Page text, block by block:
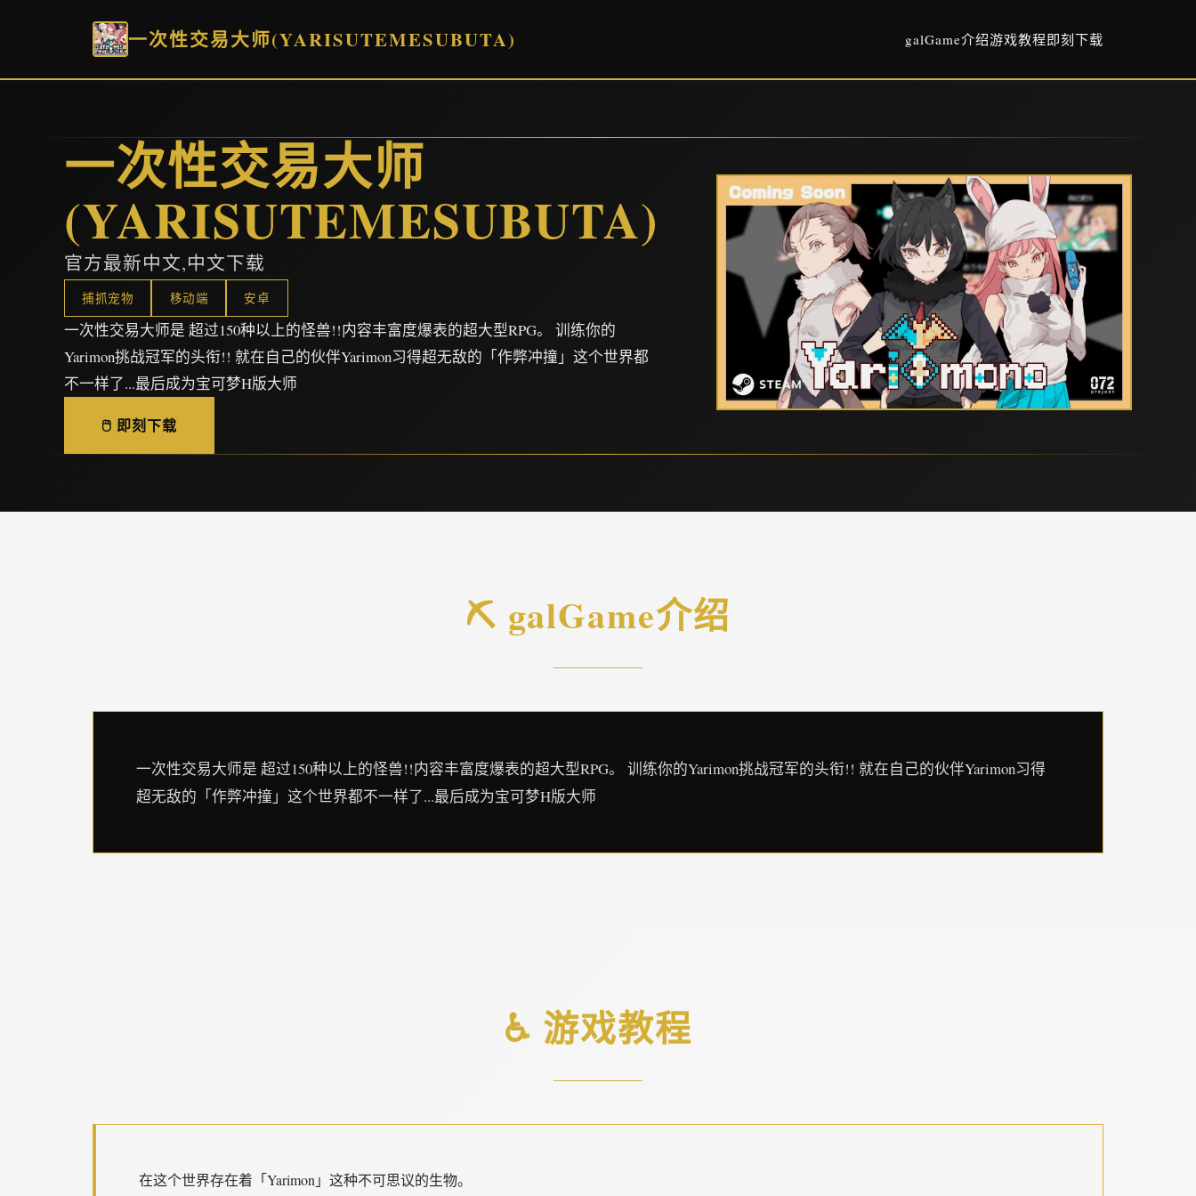
一次性交易大师(YARISUTEMESUBUTA) galGame介绍游戏教程即刻下载
一次性交易大师
(YARISUTEMESUBUTA)
官方最新中文,中文下载
捕抓宠物 移动端 安卓
一次性交易大师是 超过150种以上的怪兽!!内容丰富度爆表的超大型RPG。 训练你的
Yarimon挑战冠军的头衔!! 就在自己的伙伴Yarimon习得超无敌的「作弊冲撞」这个世界都
不一样了...最后成为宝可梦H版大师
🖱️ 即刻下载
⛏️ galGame介绍
一次性交易大师是 超过150种以上的怪兽!!内容丰富度爆表的超大型RPG。 训练你的Yarimon挑战冠军的头衔!! 就在自己的伙伴Yarimon习得
超无敌的「作弊冲撞」这个世界都不一样了...最后成为宝可梦H版大师
♿ 游戏教程
在这个世界存在着「Yarimon」这种不可思议的生物。